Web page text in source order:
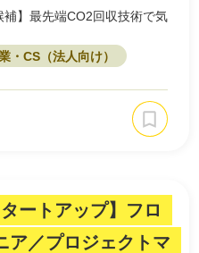
補】最先端CO2回収技術で気
・CS（法人向け）
ートアップ】フロ
ア／プロジェクトマ